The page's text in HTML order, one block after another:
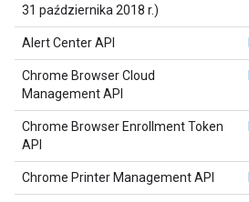
31 października 2018 r.)
Alert Center API
Chrome Browser Cloud
Management API
Chrome Browser Enrollment Token
API
Chrome Printer Management API